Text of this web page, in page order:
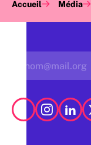
Accueil Média